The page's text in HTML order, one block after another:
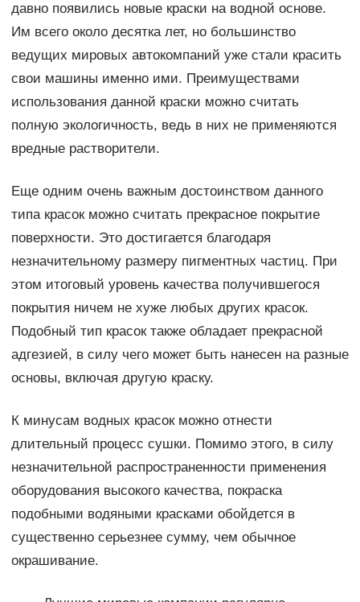
давно появились новые краски на водной основе.
Им всего около десятка лет, но большинство
ведущих мировых автокомпаний уже стали красить
свои машины именно ими. Преимуществами
использования данной краски можно считать
полную экологичность, ведь в них не применяются
вредные растворители.
Еще одним очень важным достоинством данного
типа красок можно считать прекрасное покрытие
поверхности. Это достигается благодаря
незначительному размеру пигментных частиц. При
этом итоговый уровень качества получившегося
покрытия ничем не хуже любых других красок.
Подобный тип красок также обладает прекрасной
адгезией, в силу чего может быть нанесен на разные
основы, включая другую краску.
К минусам водных красок можно отнести
длительный процесс сушки. Помимо этого, в силу
незначительной распространенности применения
оборудования высокого качества, покраска
подобными водяными красками обойдется в
существенно серьезнее сумму, чем обычное
окрашивание.